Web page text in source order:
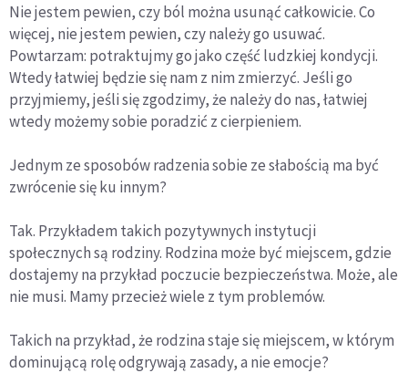
Nie jestem pewien, czy ból można usunąć całkowicie. Co
więcej, nie jestem pewien, czy należy go usuwać.
Powtarzam: potraktujmy go jako część ludzkiej kondycji.
Wtedy łatwiej będzie się nam z nim zmierzyć. Jeśli go
przyjmiemy, jeśli się zgodzimy, że należy do nas, łatwiej
wtedy możemy sobie poradzić z cierpieniem.
Jednym ze sposobów radzenia sobie ze słabością ma być
zwrócenie się ku innym?
Tak. Przykładem takich pozytywnych instytucji
społecznych są rodziny. Rodzina może być miejscem, gdzie
dostajemy na przykład poczucie bezpieczeństwa. Może, ale
nie musi. Mamy przecież wiele z tym problemów.
Takich na przykład, że rodzina staje się miejscem, w którym
dominującą rolę odgrywają zasady, a nie emocje?